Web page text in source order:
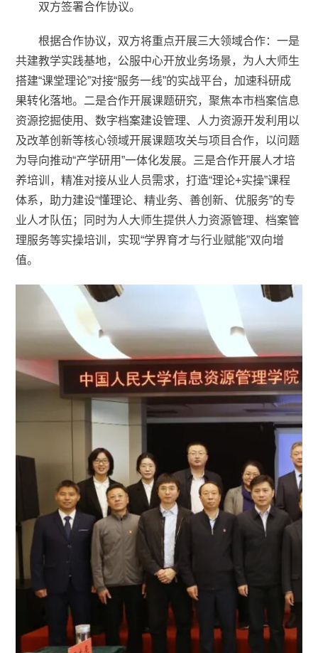
双方签署合作协议。
根据合作协议，双方将重点开展三大领域合作：一是
共建教学实践基地，公服中心开放业务场景，为人大师生
搭建“课堂理论”对接“服务一线”的实战平台，加速科研成
果转化落地。二是合作开展课题研究，聚焦本市档案信息
资源挖掘使用、数字档案建设管理、人力资源开发利用以
及改革创新等核心领域开展课题攻关与项目合作，以问题
为导向推动“产学研用”一体化发展。三是合作开展人才培
养培训，精准对接从业人员需求，打造“理论+实操”课程
体系，助力建设“懂理论、精业务、善创新、优服务”的专
业人才队伍；同时为人大师生提供人力资源管理、档案管
理服务等实操培训，实现“学界育才与行业赋能”双向增
值。